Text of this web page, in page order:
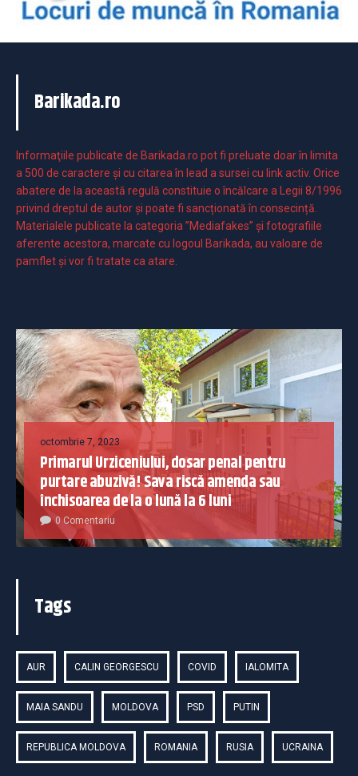
Barikada.ro
Informaţiile publicate de Barikada.ro pot fi preluate doar în limita
a 500 de caractere şi cu citarea în lead a sursei cu link activ. Orice
abatere de la această regulă constituie o încălcare a Legii 8/1996
privind dreptul de autor și poate fi sancționată în consecință.
Materialele publicate la categoria ”Mediafakes” și fotografiile
aferente acestora, marcate cu logoul Barikada, au valoare de
pamflet și vor fi tratate ca atare.
octombrie 7, 2023
Primarul Urziceniului, dosar penal pentru
purtare abuzivă! Sava riscă amenda sau
închisoarea de la o lună la 6 luni
0 Comentariu
Tags
AUR CALIN GEORGESCU COVID IALOMITA
MAIA SANDU MOLDOVA PSD PUTIN
REPUBLICA MOLDOVA ROMANIA RUSIA UCRAINA